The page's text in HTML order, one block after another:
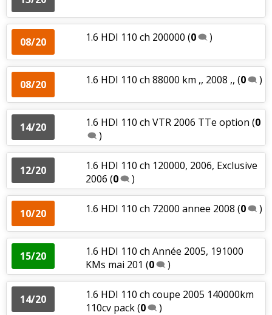
08/20 1.6 HDI 110 ch 200000 (0 )
08/20 1.6 HDI 110 ch 88000 km ,, 2008 ,, (0 )
14/20 1.6 HDI 110 ch VTR 2006 TTe option (0
)
12/20
1.6 HDI 110 ch 120000, 2006, Exclusive
2006 (0 )
10/20 1.6 HDI 110 ch 72000 annee 2008 (0 )
15/20
1.6 HDI 110 ch Année 2005, 191000
KMs mai 201 (0 )
14/20
1.6 HDI 110 ch coupe 2005 140000km
110cv pack(0 )